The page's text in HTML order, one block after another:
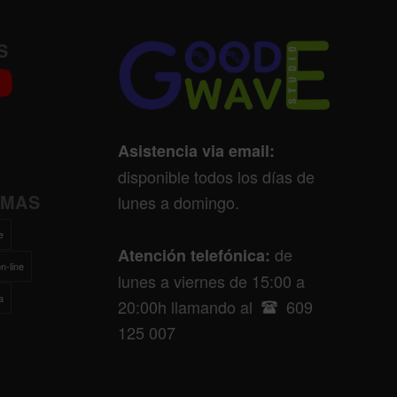
line
Asistencia via email:
disponible todos los días de
lunes a domingo.
Atención telefónica: de
lunes a viernes de 15:00 a
20:00h llamando al
609
125 007